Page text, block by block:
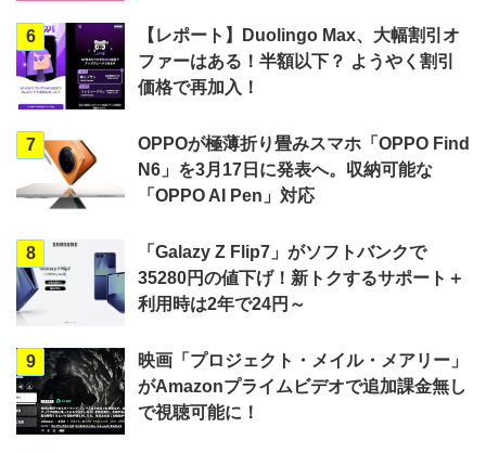
6
【レポート】Duolingo Max、大幅割引オ
ファーはある！半額以下？ ようやく割引
価格で再加入！
7
OPPOが極薄折り畳みスマホ「OPPO Find
N6」を3月17日に発表へ。収納可能な
「OPPO AI Pen」対応
8
「Galazy Z Flip7」がソフトバンクで
35280円の値下げ！新トクするサポート＋
利用時は2年で24円～
9
映画「プロジェクト・メイル・メアリー」
がAmazonプライムビデオで追加課金無し
で視聴可能に！